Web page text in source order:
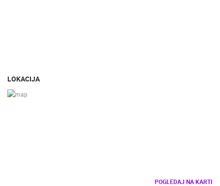
LOKACIJA
POGLEDAJ NA KARTI